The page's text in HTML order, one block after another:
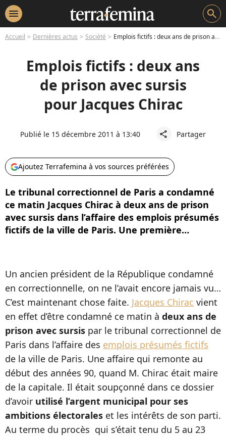
menu search
Accueil Dernières actus Société Emplois fictifs : deux ans de prison avec sursis pour Jacques Chirac
Emplois fictifs : deux ans
de prison avec sursis
pour Jacques Chirac
Publié le 15 décembre 2011 à 13:40 share Partager
Ajoutez Terrafemina à vos sources préférées
Le tribunal correctionnel de Paris a condamné
ce matin Jacques Chirac à deux ans de prison
avec sursis dans l’affaire des emplois présumés
fictifs de la ville de Paris. Une première…
Un ancien président de la République condamné
en correctionnelle, on ne l’avait encore jamais vu…
C’est maintenant chose faite. Jacques Chirac vient
en effet d’être condamné ce matin à deux ans de
prison avec sursis par le tribunal correctionnel de
Paris dans l’affaire des emplois présumés fictifs
de la ville de Paris. Une affaire qui remonte au
début des années 90, quand M. Chirac était maire
de la capitale. Il était soupçonné dans ce dossier
d’avoir utilisé l’argent municipal pour ses
ambitions électorales et les intérêts de son parti.
Au terme du procès qui s’était tenu du 5 au 23